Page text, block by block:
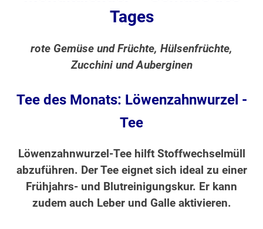
Tages
rote Gemüse und Früchte, Hülsenfrüchte,
Zucchini und Auberginen
Tee des Monats: Löwenzahnwurzel -
Tee
Löwenzahnwurzel-Tee hilft Stoffwechselmüll
abzuführen. Der Tee eignet sich ideal zu einer
Frühjahrs- und Blutreinigungskur. Er kann
zudem auch Leber und Galle aktivieren.